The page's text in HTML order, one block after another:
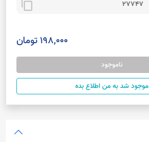
27747
content_copy
198,000 تومان
ناموجود
موجود شد به من اطلاع بده